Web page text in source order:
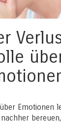
Emotionen